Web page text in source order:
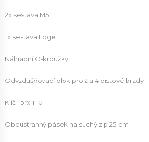
2x sestava M5
1x sestava Edge
Náhradní O-kroužky
Odvzdušňovací blok pro 2 a 4 pístové brzdy
Klíč Torx T10
Oboustranný pásek na suchý zip 25 cm